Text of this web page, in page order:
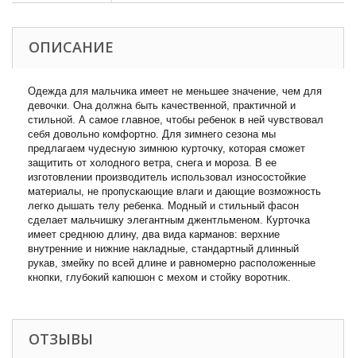
ОПИСАНИЕ
Одежда для мальчика имеет не меньшее значение, чем для
девочки. Она должна быть качественной, практичной и
стильной. А самое главное, чтобы ребенок в ней чувствовал
себя довольно комфортно. Для зимнего сезона мы
предлагаем чудесную зимнюю курточку, которая сможет
защитить от холодного ветра, снега и мороза. В ее
изготовлении производитель использовал износостойкие
материалы, не пропускающие влаги и дающие возможность
легко дышать телу ребенка. Модный и стильный фасон
сделает мальчишку элегантным джентльменом. Курточка
имеет среднюю длину, два вида карманов: верхние
внутренние и нижние накладные, стандартный длинный
рукав, змейку по всей длине и равномерно расположенные
кнопки, глубокий капюшон с мехом и стойку воротник.
ОТЗЫВЫ